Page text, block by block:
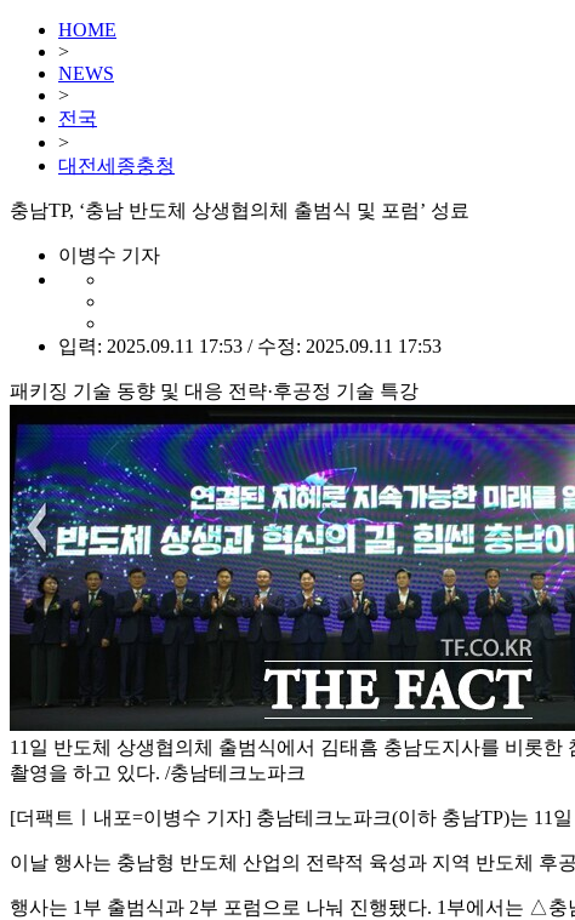
HOME
>
NEWS
>
전국
>
대전세종충청
충남TP, ‘충남 반도체 상생협의체 출범식 및 포럼’ 성료
이병수 기자
입력: 2025.09.11 17:53 / 수정: 2025.09.11 17:53
패키징 기술 동향 및 대응 전략·후공정 기술 특강
11일 반도체 상생협의체 출범식에서 김태흠 충남도지사를 비롯한
촬영을 하고 있다. /충남테크노파크
[더팩트ㅣ내포=이병수 기자] 충남테크노파크(이하 충남TP)는 11
이날 행사는 충남형 반도체 산업의 전략적 육성과 지역 반도체 후
행사는 1부 출범식과 2부 포럼으로 나눠 진행됐다. 1부에서는 △